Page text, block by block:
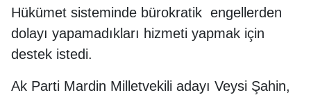
Hükümet sisteminde bürokratik engellerden
dolayı yapamadıkları hizmeti yapmak için
destek istedi.
Ak Parti Mardin Milletvekili adayı Veysi Şahin,